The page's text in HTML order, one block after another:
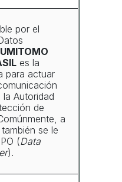
por el
es la
para actuar
Autoridad
de
a
se le
(Data
).